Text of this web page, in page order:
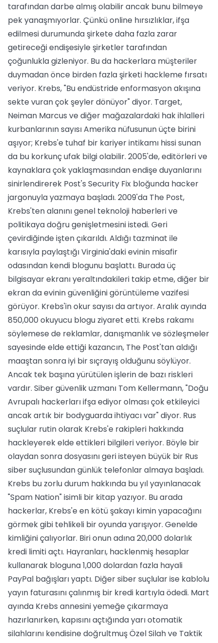
tarafından darbe almış olabilir ancak bunu bilmeye
pek yanaşmıyorlar. Çünkü online hırsızlıklar, ifşa
edilmesi durumunda şirkete daha fazla zarar
getireceği endişesiyle şirketler tarafından
çoğunlukla gizleniyor. Bu da hackerlara müşteriler
duymadan önce birden fazla şirketi hackleme fırsatı
veriyor. Krebs, "Bu endüstride enformasyon akışına
sekte vuran çok şeyler dönüyor" diyor. Target,
Neiman Marcus ve diğer mağazalardaki hak ihlalleri
kurbanlarının sayısı Amerika nüfusunun üçte birini
aşıyor; Krebs'e tuhaf bir kariyer intikamı hissi sunan
da bu korkunç ufak bilgi olabilir. 2005'de, editörleri ve
kaynaklara çok yaklaşmasından endişe duyanlarını
sinirlendirerek Post's Security Fix bloğunda hacker
jargonuyla yazmaya başladı. 2009'da The Post,
Krebs'ten alanını genel teknoloji haberleri ve
politikaya doğru genişletmesini istedi. Geri
çevirdiğinde işten çıkarıldı. Aldığı tazminat ile
karısıyla paylaştığı Virginia'daki evinin misafir
odasından kendi blogunu başlattı. Burada üç
bilgisayar ekranı yeraltındakileri takip etme, diğer bir
ekran da evinin güvenliğini görüntüleme vazifesi
görüyor. Krebs'in okur sayısı da artıyor. Aralık ayında
850,000 okuyucu blogu ziyaret etti. Krebs rakamı
söylemese de reklamlar, danışmanlık ve sözleşmeler
sayesinde elde ettiği kazancın, The Post'tan aldığı
maaştan sonra iyi bir sıçrayış olduğunu söylüyor.
Ancak tek başına yürütülen işlerin de bazı riskleri
vardır. Siber güvenlik uzmanı Tom Kellermann, "Doğu
Avrupalı hackerları ifşa ediyor olması çok etkileyici
ancak artık bir bodyguarda ihtiyacı var" diyor. Rus
suçlular rutin olarak Krebs'e rakipleri hakkında
hackleyerek elde ettikleri bilgileri veriyor. Böyle bir
olaydan sonra dosyasını geri isteyen büyük bir Rus
siber suçlusundan günlük telefonlar almaya başladı.
Krebs bu zorlu durum hakkında bu yıl yayınlanacak
"Spam Nation" isimli bir kitap yazıyor. Bu arada
hackerlar, Krebs'e en kötü şakayı kimin yapacağını
görmek gibi tehlikeli bir oyunda yarışıyor. Genelde
kimliğini çalıyorlar. Biri onun adına 20,000 dolarlık
kredi limiti açtı. Hayranları, hacklenmiş hesaplar
kullanarak bloguna 1,000 dolardan fazla hayali
PayPal bağışları yaptı. Diğer siber suçlular ise kablolu
yayın faturasını çalınmış bir kredi kartıyla ödedi. Mart
ayında Krebs annesini yemeğe çıkarmaya
hazırlanırken, kapısını açtığında yarı otomatik
silahlarını kendisine doğrultmuş Özel Silah ve Taktik